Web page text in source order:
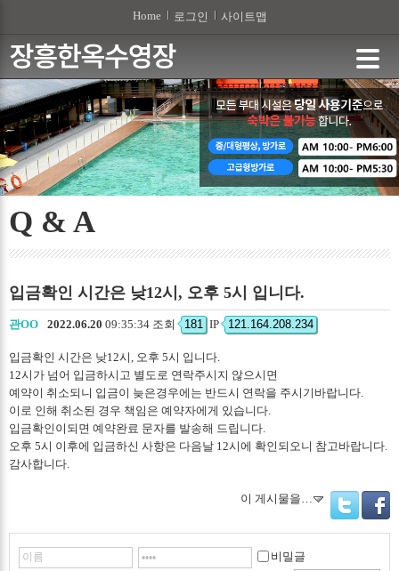
Home 로그인 사이트맵
Q & A
입금확인 시간은 낮12시, 오후 5시 입니다.
관OO 2022.06.20 09:35:34 조회 181 IP 121.164.208.234
입금확인 시간은 낮12시, 오후 5시 입니다.
12시가 넘어 입금하시고 별도로 연락주시지 않으시면
예약이 취소되니 입금이 늦은경우에는 반드시 연락을 주시기바랍니다.
이로 인해 취소된 경우 책임은 예약자에게 있습니다.
입금확인이되면 예약완료 문자를 발송해 드립니다.
오후 5시 이후에 입금하신 사항은 다음날 12시에 확인되오니 참고바랍니다.
감사합니다.
이 게시물을…
Twitter
비밀글